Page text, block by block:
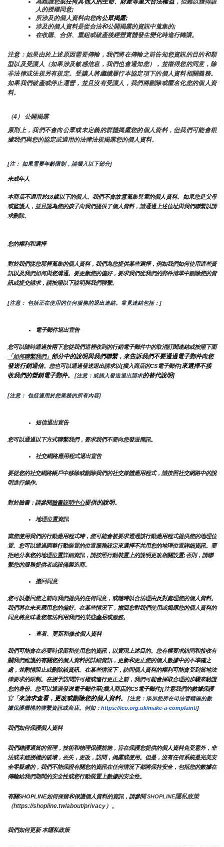
人的授權同意;
所涉及的個人資料由您向公眾揭露;
涉及的個人資料是從合法和公開揭露的資訊中蒐集的;
在收購、合併、重組或破產後經營實體發生變化時進行轉讓。
注意：如果由於上述原因需要傳輸，我們將在傳輸之前告知您資訊的目的和類
型以及受讓人（如果涉及敏感信息，我們也會通知您），並徵得您的同意，除
非法律或法規另有規定。受讓人將繼續履行本協定項下的個人資料相關義務。
如果我們破產或停止運營，並且沒有受讓人，我們將刪除或匿名化您的個人資
料。
（4） 公開揭露
原則上，我們不會向公眾或未定義的群體揭露您的個人資料，但我們可能會根
據我們與您的協定或適用的法律法規揭露您的個人資料。
[注： 如果需要年齡限制，請插入以下部分]
未成年人
本商店不適用於18歲以下的個人。我們不會故意蒐集兒童的個人資料。如果您是父母
或監護人，並且認為您的孩子向我們提供了個人資料，請通過上述位址與我們聯繫以請
求刪除。
您的權利和選擇
對於我們從您那裡蒐集的個人資料，我們為您提供某些選擇，例如我們如何使用這些資
訊以及我們如何與您溝通。要更新您的偏好，要求我們從我們的郵件清單中刪除您的資
訊或提交請求，請按照以下說明與我們聯繫。
[注意： 包括正在使用的任何服務的退出連結。常見連結包括：]
電子郵件退出宣告
您可以隨時通過按兩下您從我們這裡收到的行銷電子郵件中的取消訂閱連結或按照下面
「如何聯繫我們」 部分中的說明與我們聯繫，來告訴我們不要通過電子郵件向您
發送行銷通信。您也可以通過發送退出請求以{插入商店的CS電子郵件]來選擇不接
收我們的營銷電子郵件。 [注意：或插入發送退出請求的替代說明]
[注意： 包括適用於您業務的所有內容]
短信退出宣告
您可以通過以下方式聯繫我們，要求我們不要向您發送簡訊。
社交網路應用程式退出宣告
要從您的社交網路帳戶中移除或刪除我們的社交媒體應用程式，請按照社交網路中的說
明進行操作。
對於臉書：請參閱臉書説明中心提供的說明。
地理位置資訊
當您使用我們的行動應用程式時，您可能會被要求透過該行動應用程式提供您的地理位
置。您可以通過調整行動裝置的位置服務設定來選擇不共用您的地理位置詳細資訊。要
拒絕分享您的地理位置詳細資訊，請按照行動裝置上的說明更改相關設置;否則，請聯
繫您的服務提供者或設備製造商。
撤回同意
您可以撤回您之前向我們提供的任何同意，或隨時以合法理由反對處理您的個人資料。
我們將在未來應用您的偏好。在某些情況下，撤回您對我們使用或揭露您的個人資料的
同意將意味著您無法利用我們的某些產品或服務。
查看、更新和修改個人資料
我們可能會在必要時保留和使用您的資訊，以實現上述目的。您有權要求訪問和接收有
關我們維護的有關您的個人資料的詳細資訊，更新和更正您的個人數據中的不準確之
處，並酌情阻止或刪除該資訊。在某些情況下，訪問個人資料的權利可能會受到當地法
律要求的限制。在授予訪問許可權或進行更正之前，我們可能會採取合理的步驟來驗證
您的身份。您可以通過發送電子郵件至{插入商店的CS電子郵件][注意我們的數據保護
官「來請求查看，更改或刪除您的個人資料。
[注意：添加您所在司法管轄區的數
據保護機構的聯繫資訊或商店。例如： https://ico.org.uk/make-a-complaint/]
我們如何保護個人資料
我們維護適當的管理，技術和物理保護措施，旨在保護您提供的個人資料免受意外，非
法或未經授權的破壞，丟失，更改，訪問，揭露或使用。但是，沒有任何系統是完美安
全零疑慮的，我們不能保證有關您的資訊在任何情況下都將保持安全，包括您的數據在
傳輸給我們期間的安全性或您行動裝置上數據的安全性。
有關SHOPLINE如何保留和保護個人資料的資訊，請參閱 SHOPLINE隱私政策
（https://shopline.tw/about/privacy）。
我們如何更新 本隱私政策